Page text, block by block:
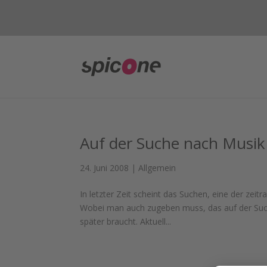
Auf der Suche nach Musik
24. Juni 2008 |Allgemein
In letzter Zeit scheint das Suchen, eine der
Wobei man auch zugeben muss, das auf der
später braucht. Aktuell...